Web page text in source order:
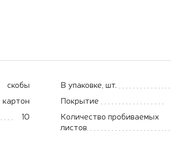
скобы
картон
10
В упаковке, шт.
Покрытие
Количество пробиваемых
листов